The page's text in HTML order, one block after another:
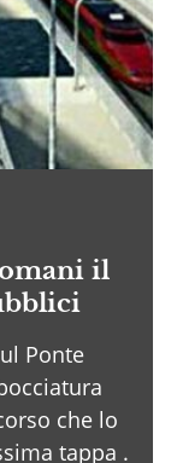
il
Ponte
che lo
tappa .